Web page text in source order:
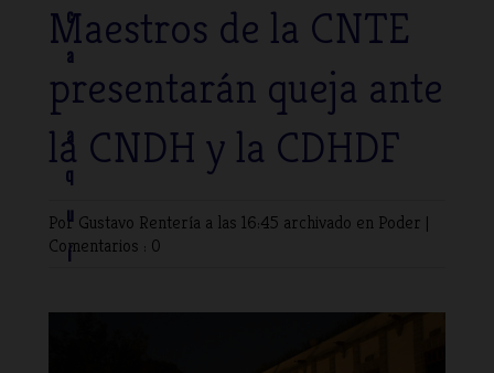
c
a
a
q
u
í
Maestros de la CNTE
presentarán queja ante
la CNDH y la CDHDF
Por Gustavo Rentería a las 16:45 archivado en Poder |
Comentarios : 0